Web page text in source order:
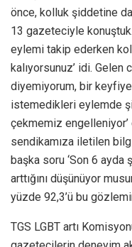
önce, kolluk şiddetine
13 gazeteciyle
eylemi takip ederken
kalıyorsunuz’ idi. Gelen
diyemiyorum, bir
istemedikleri eylemde
çekmemiz
sendikamıza iletilen
başka soru ‘Son 6 ayda
arttığını düşünüyor
yüzde 92,3’ü bu
TGS LGBT artı